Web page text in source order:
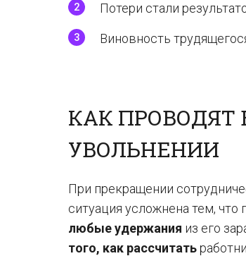
Потери стали
Виновность
КАК
УВОЛЬНЕНИИ
При прекращении
ситуация усложнена тем,
любые удержания из его
того, как рассчитать